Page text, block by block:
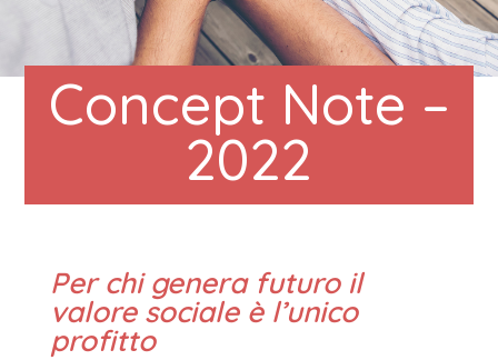
Concept Note –
2022
Per chi genera futuro il
valore sociale è l’unico
profitto